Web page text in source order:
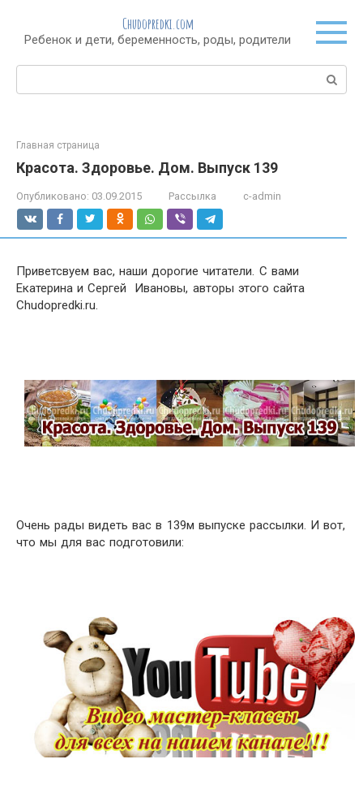
контенту
Chudopredki.com
Ребенок и дети, беременность, роды, родители
Поиск:
Главная страница
Красота. Здоровье. Дом. Выпуск 139
Опубликовано: 03.09.2015 Рассылка c-admin
Приветсвуем вас, наши дорогие читатели. С вами
Екатерина и Сергей Ивановы, авторы этого сайта
Chudopredki.ru.
Очень рады видеть вас в 139м выпуске рассылки. И вот,
что мы для вас подготовили: